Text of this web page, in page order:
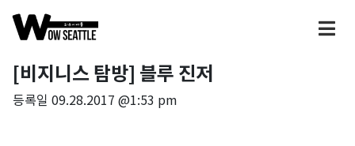
[비지니스 탐방] 블루 진저
등록일 09.28.2017 @1:53 pm